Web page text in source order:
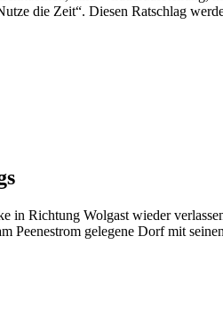
die Zeit“. Diesen Ratschlag
in Richtung Wolgast wieder
Peenestrom gelegene Dorf mit